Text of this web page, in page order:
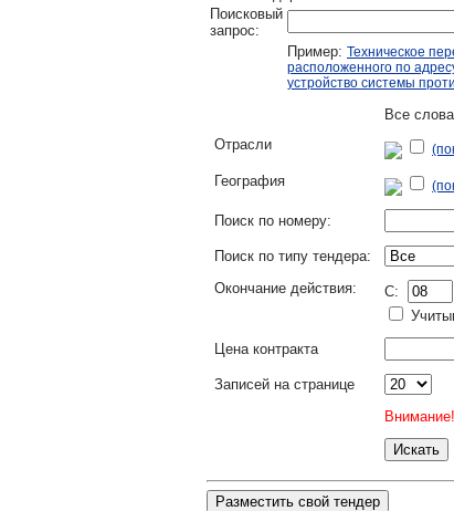
Поисковый
запрос:
Пример: Техническое
расположенного по
устройство системы
Все слова
Отрасли
География
Поиск по номеру:
Поиск по типу тендера:
Окончание действия:
C:
Цена контракта
Записей на странице
Разместить свой тендер